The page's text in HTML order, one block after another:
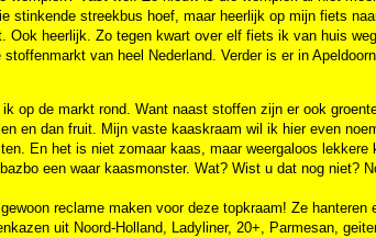
stinkende streekbus hoef, maar heerlijk op mijn fiets
Ook heerlijk. Zo tegen kwart over elf fiets ik van huis
stoffenmarkt van heel Nederland. Verder is er in
op de markt rond. Want naast stoffen zijn er ook
en dan fruit. Mijn vaste kaaskraam wil ik hier even
En het is niet zomaar kaas, maar weergaloos lekkere
een waar kaasmonster. Wat? Wist u dat nog niet?
reclame maken voor deze topkraam! Ze
uit Noord-Holland, Ladyliner, 20+, Parmesan,